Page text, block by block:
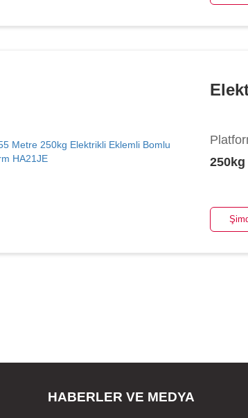
250kg
HABERLER VE MEDYA